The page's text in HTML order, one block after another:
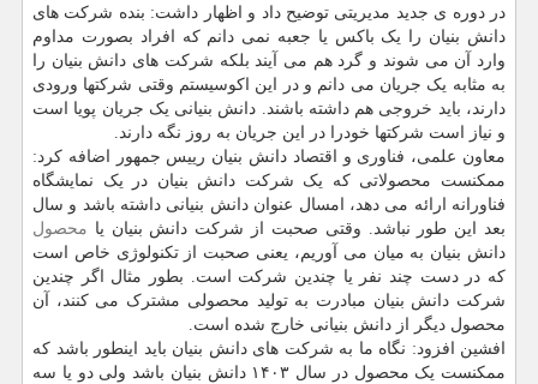
در دوره ی جدید مدیریتی توضیح داد و اظهار داشت: بنده شرکت های
دانش بنیان را یک باکس یا جعبه نمی دانم که افراد بصورت مداوم
وارد آن می شوند و گرد هم می آیند بلکه شرکت های دانش بنیان را
به مثابه یک جریان می دانم و در این اکوسیستم وقتی شرکتها ورودی
دارند، باید خروجی هم داشته باشند. دانش بنیانی یک جریان پویا است
و نیاز است شرکتها خودرا در این جریان به روز نگه دارند.
معاون علمی، فناوری و اقتصاد دانش بنیان رییس جمهور اضافه کرد:
ممکنست محصولاتی که یک شرکت دانش بنیان در یک نمایشگاه
فناورانه ارائه می دهد، امسال عنوان دانش بنیانی داشته باشد و سال
بعد این طور نباشد. وقتی صحبت از شرکت دانش بنیان یا محصول
دانش بنیان به میان می آوریم، یعنی صحبت از تکنولوژی خاص است
که در دست چند نفر یا چندین شرکت است. بطور مثال اگر چندین
شرکت دانش بنیان مبادرت به تولید محصولی مشترک می کنند، آن
محصول دیگر از دانش بنیانی خارج شده است.
افشین افزود: نگاه ما به شرکت های دانش بنیان باید اینطور باشد که
ممکنست یک محصول در سال ۱۴۰۳ دانش بنیان باشد ولی دو یا سه